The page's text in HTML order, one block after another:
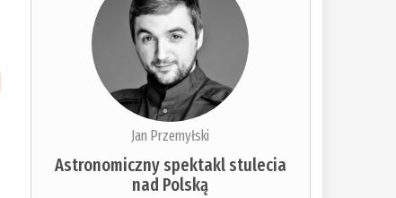
Jan Przemyłski
Astronomiczny spektakl stulecia
nad Polską